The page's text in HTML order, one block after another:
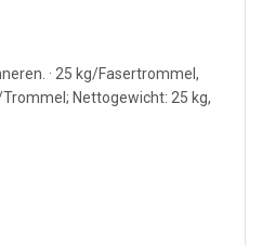
· 25 kg/Fasertrommel,
Nettogewicht: 25 kg,